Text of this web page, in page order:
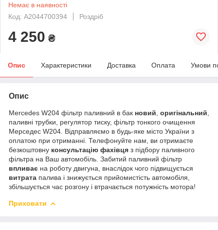
Немає в наявності
Код: A2044700394
Роздріб
4 250 ₴
Опис Характеристики Доставка Оплата Умови
Опис
Mercedes W204 фільтр паливний в бак новий оригінальний
паливні трубки, регулятор тиску, фільтр тонкого очищення
Мерседес W204. Відправляємо в будь-яке місто України з
оплатою при отриманні. Телефонуйте нам, ви отримаєте
безкоштовну консультацію фахівця з підбору паливного
фільтра на Ваш автомобіль. Забитий паливний фільтр
впливає на роботу двигуна, внаслідок чого підвищується
витрата палива і знижується прийомистість автомобіля,
збільшується час розгону і втрачається потужність мотора!
Приховати